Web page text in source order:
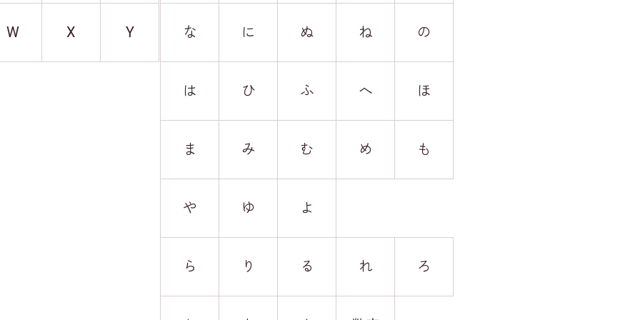
W X Y な に ぬ ね の
は ひ ふ へ ほ
ま み む め も
や ゆ よ
ら り る れ ろ